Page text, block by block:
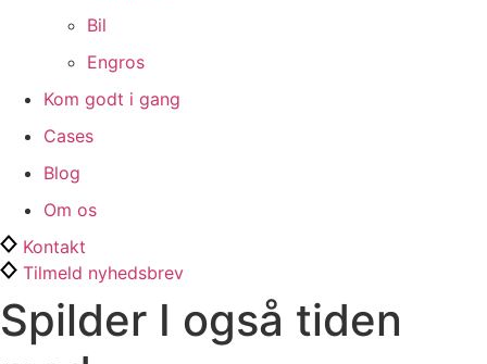
Bil
Engros
Kom godt i gang
Cases
Blog
Om os
Kontakt
Tilmeld nyhedsbrev
Spilder I også tiden